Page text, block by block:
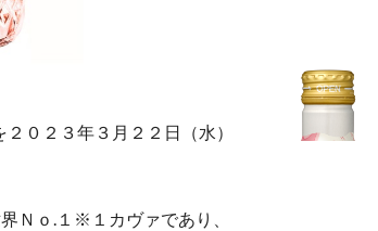
０２３年３月２２日（水）
Ｎｏ.１※１カヴァであり、